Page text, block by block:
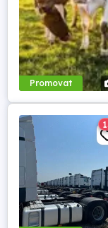
Promovat